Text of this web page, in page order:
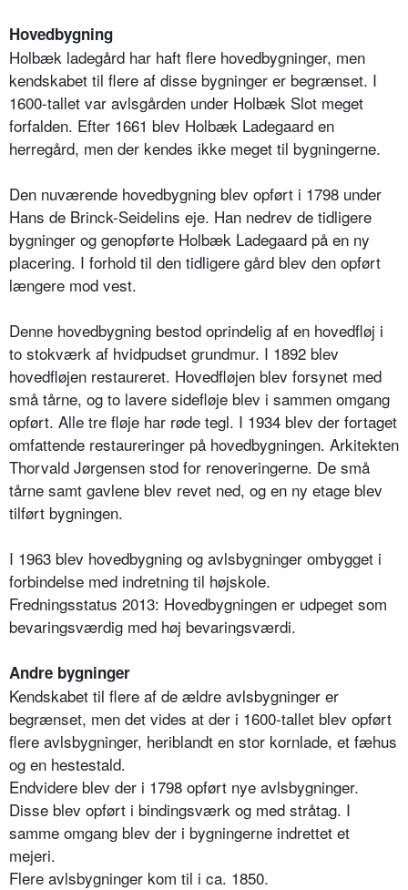
Hovedbygning
Holbæk ladegård har haft flere hovedbygninger, men
kendskabet til flere af disse bygninger er begrænset. I
1600-tallet var avlsgården under Holbæk Slot meget
forfalden. Efter 1661 blev Holbæk Ladegaard en
herregård, men der kendes ikke meget til bygningerne.
Den nuværende hovedbygning blev opført i 1798 under
Hans de Brinck-Seidelins eje. Han nedrev de tidligere
bygninger og genopførte Holbæk Ladegaard på en ny
placering. I forhold til den tidligere gård blev den opført
længere mod vest.
Denne hovedbygning bestod oprindelig af en hovedfløj i
to stokværk af hvidpudset grundmur. I 1892 blev
hovedfløjen restaureret. Hovedfløjen blev forsynet med
små tårne, og to lavere sidefløje blev i sammen omgang
opført. Alle tre fløje har røde tegl. I 1934 blev der fortaget
omfattende restaureringer på hovedbygningen. Arkitekten
Thorvald Jørgensen stod for renoveringerne. De små
tårne samt gavlene blev revet ned, og en ny etage blev
tilført bygningen.
I 1963 blev hovedbygning og avlsbygninger ombygget i
forbindelse med indretning til højskole.
Fredningsstatus 2013: Hovedbygningen er udpeget som
bevaringsværdig med høj bevaringsværdi.
Andre bygninger
Kendskabet til flere af de ældre avlsbygninger er
begrænset, men det vides at der i 1600-tallet blev opført
flere avlsbygninger, heriblandt en stor kornlade, et fæhus
og en hestestald.
Endvidere blev der i 1798 opført nye avlsbygninger.
Disse blev opført i bindingsværk og med stråtag. I
samme omgang blev der i bygningerne indrettet et
mejeri.
Flere avlsbygninger kom til i ca. 1850.